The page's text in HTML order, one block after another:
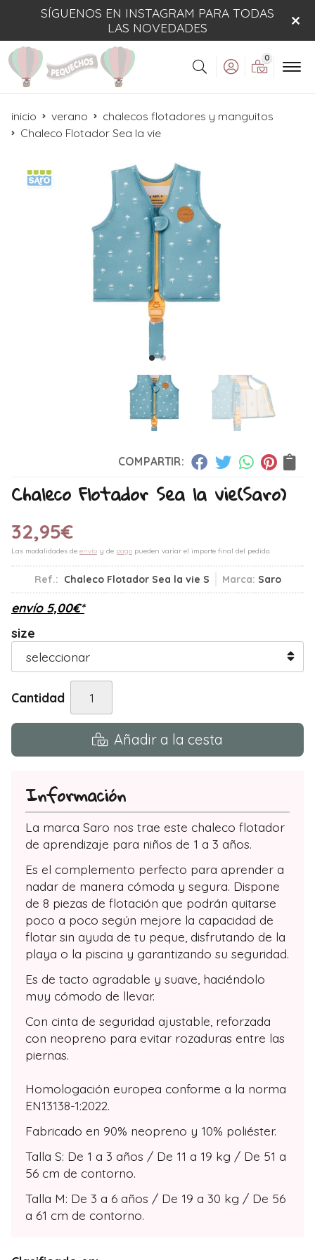
SÍGUENOS EN INSTAGRAM PARA TODAS
LAS NOVEDADES
Buscar
0
inicio verano
chalecos flotadores y manguitos
Chaleco Flotador Sea la vie
COMPARTIR:
Chaleco Flotador Sea la vie(Saro)
32,95€
Las modalidades de envío y de pago pueden variar el importe final del pedido.
Ref.: Chaleco Flotador Sea la vie S Marca: Saro
envío 5,00€*
size
Cantidad
Añadir a la cesta
Información
La marca Saro nos trae este chaleco flotador
de aprendizaje para niños de 1 a 3 años.
Es el complemento perfecto para aprender a
nadar de manera cómoda y segura. Dispone
de 8 piezas de flotación que podrán quitarse
poco a poco según mejore la capacidad de
flotar sin ayuda de tu peque, disfrutando de la
playa o la piscina y garantizando su seguridad.
Es de tacto agradable y suave, haciéndolo
muy cómodo de llevar.
Con cinta de seguridad ajustable, reforzada
con neopreno para evitar rozaduras entre las
piernas.
Homologación europea conforme a la norma
EN13138-1:2022.
Fabricado en 90% neopreno y 10% poliéster.
Talla S: De 1 a 3 años / De 11 a 19 kg / De 51 a
56 cm de contorno.
Talla M: De 3 a 6 años / De 19 a 30 kg / De 56
a 61 cm de contorno.